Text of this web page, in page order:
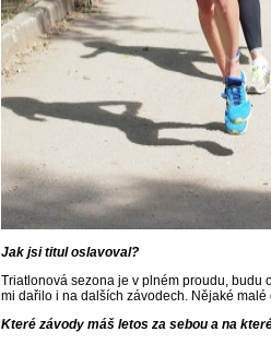
Jak jsi titul oslavoval?
Triatlonová sezona je v plném proudu, budu
mi dařilo i na dalších závodech. Nějaké
Které závody máš letos za sebou a na